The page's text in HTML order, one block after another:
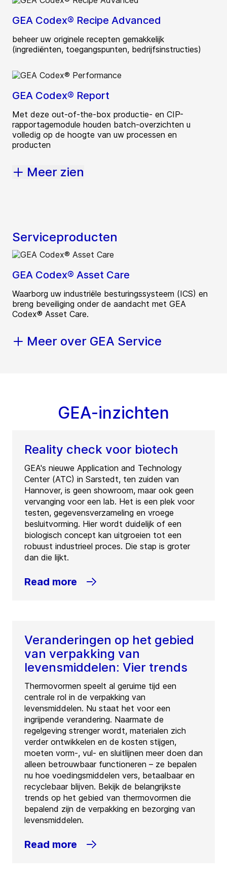
GEA Codex® Recipe Advanced
beheer uw originele recepten gemakkelijk
(ingrediënten, toegangspunten, bedrijfsinstructies)
GEA Codex® Report
Met deze out-of-the-box productie- en CIP-
rapportagemodule houden batch-overzichten u
volledig op de hoogte van uw processen en
producten
Meer zien
Serviceproducten
GEA Codex® Asset Care
Waarborg uw industriële besturingssysteem (ICS) en
breng beveiliging onder de aandacht met GEA
Codex® Asset Care.
Meer over GEA Service
GEA-inzichten
Reality check voor biotech
GEA's nieuwe Application and Technology
Center (ATC) in Sarstedt, ten zuiden van
Hannover, is geen showroom, maar ook geen
vervanging voor een lab. Het is een plek voor
testen, gegevensverzameling en vroege
besluitvorming. Hier wordt duidelijk of een
biologisch concept kan uitgroeien tot een
robuust industrieel proces. Die stap is groter
dan die lijkt.
Read more
Veranderingen op het gebied
van verpakking van
levensmiddelen: Vier trends
Thermovormen speelt al geruime tijd een
centrale rol in de verpakking van
levensmiddelen. Nu staat het voor een
ingrijpende verandering. Naarmate de
regelgeving strenger wordt, materialen zich
verder ontwikkelen en de kosten stijgen,
moeten vorm-, vul- en sluitlijnen meer doen dan
alleen betrouwbaar functioneren – ze bepalen
nu hoe voedingsmiddelen vers, betaalbaar en
recyclebaar blijven. Bekijk de belangrijkste
trends op het gebied van thermovormen die
bepalend zijn de verpakking en bezorging van
levensmiddelen.
Read more